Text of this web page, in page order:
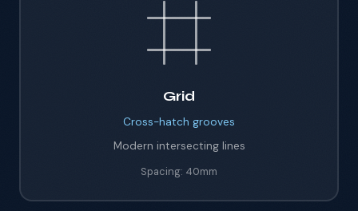
Grid
Cross-hatch grooves
Modern intersecting lines
Spacing: 40mm